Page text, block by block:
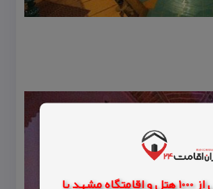
🎁 امکان رزرو بیش از 1000 هتل و اقامتگاه مشهد با